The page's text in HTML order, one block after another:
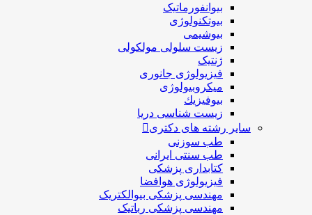
بیوانفورماتیک
بیوتکنولوژی
بیوشیمی
زیست سلولی مولکولی
ژنتیک
فیزیولوژی جانوری
میکروبیولوژی
بيوفيزيك
زیست شناسی دریا
سایر رشته های دکتری
طب سوزنی
طب سنتی ایرانی
کتابداری پزشکی
فیزیولوژی هوافضا
مهندسی پزشکی بیوالکتریک
مهندسی پزشکی رباتیک